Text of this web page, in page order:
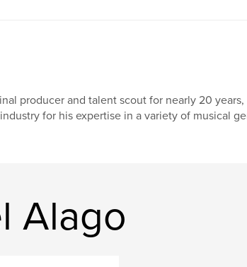
producer and talent scout for nearly 20
for his expertise in a variety of musical
Alago